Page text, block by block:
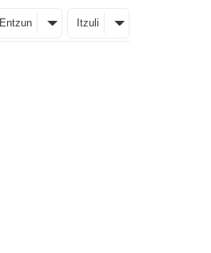
Entzun Itzuli